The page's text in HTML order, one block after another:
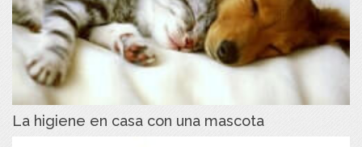
La higiene en casa con una mascota